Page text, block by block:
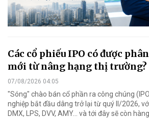
Các cổ phiếu IPO có được
mới từ nâng hạng thị trường?
07/08/2026 04:05
"Sóng" chào bán cổ phần ra công chúng
nghiệp bắt đầu dâng trở lại từ quý II/2026,
DMX, LPS, DVV, AMY... và tới đây sẽ còn